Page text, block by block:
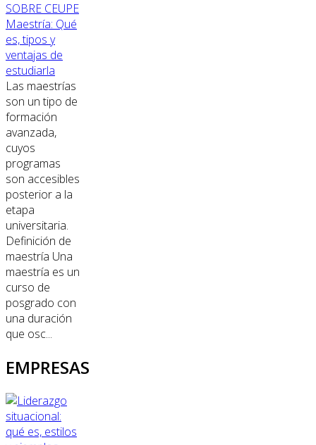
SOBRE CEUPE
Maestría: Qué
es, tipos y
ventajas de
estudiarla
Las maestrías
son un tipo de
formación
avanzada,
cuyos
programas
son accesibles
posterior a la
etapa
universitaria.
Definición de
maestría Una
maestría es un
curso de
posgrado con
una duración
que osc...
EMPRESAS